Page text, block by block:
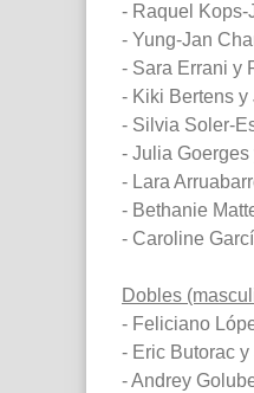
- Raquel Kops-
- Yung-Jan
- Sara Errani y
- Kiki Bertens y
- Silvia Soler-
- Julia
- Lara
- Bethanie
- Caroline
Dobles
- Feliciano
- Eric Butorac
- Andrey